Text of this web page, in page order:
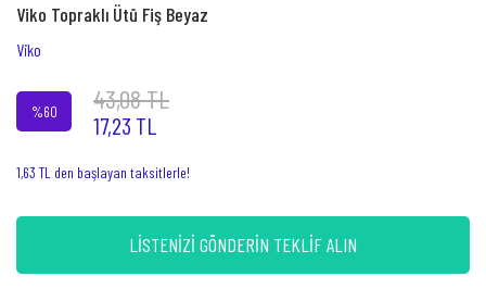
Viko Topraklı Ütü Fiş Beyaz
Viko
%60 43,08 TL
17,23 TL
1,63 TL den başlayan taksitlerle!
LİSTENİZİ GÖNDERİN TEKLİF ALIN